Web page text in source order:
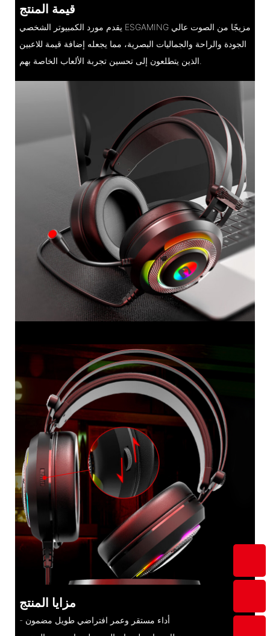
قيمة المنتج
يقدم مورد الكمبيوتر الشخصي ESGAMING مزيجًا من الصوت عالي
الجودة والراحة والجماليات البصرية، مما يجعله إضافة قيمة للاعبين
مزايا المنتج
- أداء مستقر وعمر افتراضي طويل مضمون